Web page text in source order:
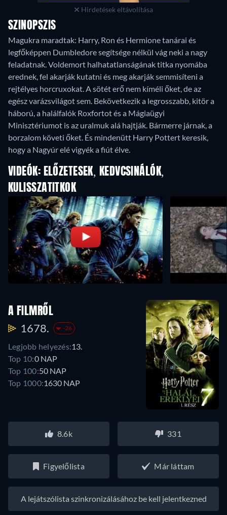
Hirdetések eltávolítása
SZINOPSZIS
Magukra maradtak: Harry, Ron és Hermione tanárai és
legfőképpen Dumbledore segítsége nélkül vág neki a nagy
feladatnak. Voldemort halhatatlanságának titka nyomába
erednek, fel akarják kutatni és meg akarják semmisíteni a
rejtélyes horcruxokat. A sötét erő nem kíméli őket, de az
egész varázsvilágot sem. Bekövetkezik a legrosszabb, kitör a
háború, a halálfalók Roxfortot és a Mágiaügyi
Minisztériumot is az uralmuk alá hajtják. Bármerre járnak, a
borzalom követi őket. És mindenütt Harry Pottert keresik,
hogy a Nagyúr elé vigyék a fiút élve.
VIDEÓK: ELŐZETESEK, KEDVCSINÁLÓK,
KULISSZATITKOK
A FILMRŐL
1678. -26
Legjobb helyezés:13.
Top 10:0 NAP
Top 100:50 NAP
Top 1000:1630 NAP
8.6k 331
Figyelőlista Már láttam
A lejátszólista szinkronizálásához be kell jelentkezned